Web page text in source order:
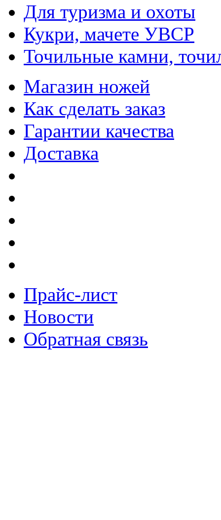
Для туризма и охоты
Кукри, мачете УВСР
Точильные камни,
Магазин ножей
Как сделать заказ
Гарантии качества
Доставка
Прайс-лист
Новости
Обратная связь